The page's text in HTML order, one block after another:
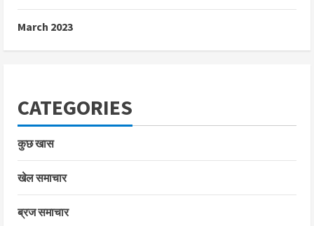
March 2023
CATEGORIES
कुछ खास
खेल समाचार
ब्रज समाचार